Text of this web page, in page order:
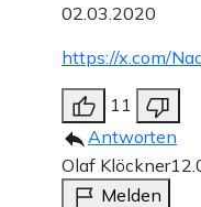
02.03.2020
https://x.com/
11
Antworten
Olaf Klöckner
Melden